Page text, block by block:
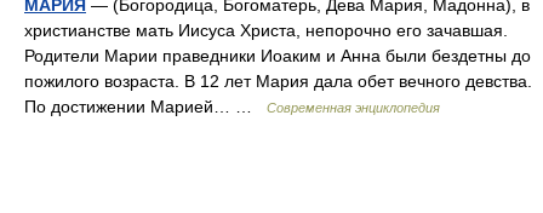
МАРИЯ — (Богородица, Богоматерь, Дева Мария, Мадонна), в
христианстве мать Иисуса Христа, непорочно его зачавшая.
Родители Марии праведники Иоаким и Анна были бездетны до
пожилого возраста. В 12 лет Мария дала обет вечного девства.
По достижении Марией… …
Современная энциклопедия